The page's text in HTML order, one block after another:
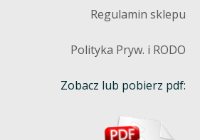
Regulamin sklepu
Polityka Pryw. i RODO
Zobacz lub pobierz pdf: